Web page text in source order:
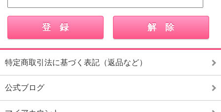
特定商取引法に基づく表記（返品など）
公式ブログ